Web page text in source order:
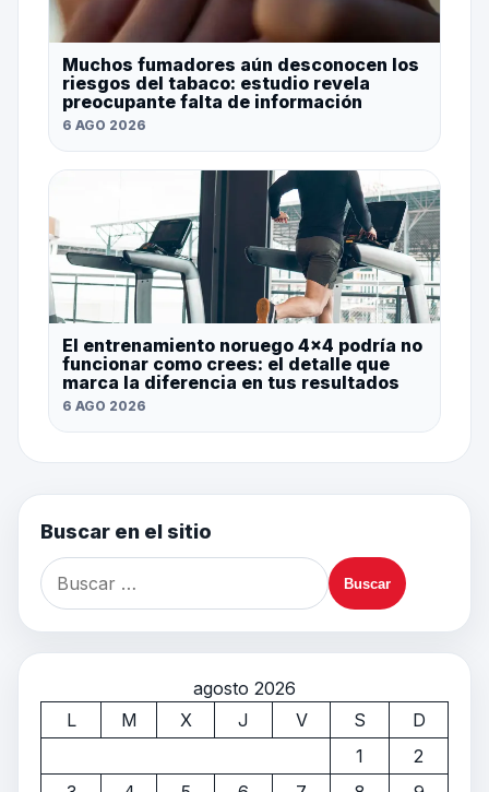
Muchos fumadores aún desconocen los
riesgos del tabaco: estudio revela
preocupante falta de información
6 AGO 2026
El entrenamiento noruego 4×4 podría no
funcionar como crees: el detalle que
marca la diferencia en tus resultados
6 AGO 2026
Buscar en el sitio
agosto 2026
L
M X J V S
D
1
2